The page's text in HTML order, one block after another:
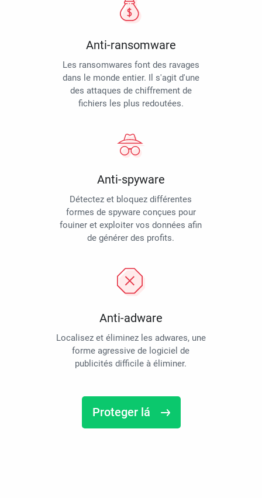
Anti-ransomware
Les ransomwares font des ravages
dans le monde entier. Il s'agit d'une
des attaques de chiffrement de
fichiers les plus redoutées.
Anti-spyware
Détectez et bloquez différentes
formes de spyware conçues pour
fouiner et exploiter vos données afin
de générer des profits.
Anti-adware
Localisez et éliminez les adwares, une
forme agressive de logiciel de
publicités difficile à éliminer.
Proteger lá